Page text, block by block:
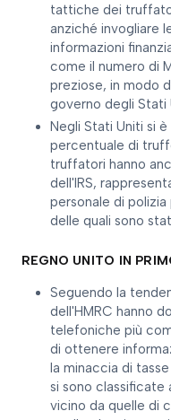
tattiche dei
anziché invogliare
informazioni
come il numero di
preziose, in modo
governo degli Stati
Negli Stati Uniti si
percentuale di
truffatori hanno
dell'IRS,
personale di
delle quali sono
REGNO UNITO IN
Seguendo la
dell'HMRC hanno
telefoniche più
di ottenere
la minaccia di
si sono
vicino da quelle di